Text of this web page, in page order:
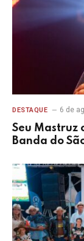
DESTAQUE 6 de
Seu Mastruz
Banda do